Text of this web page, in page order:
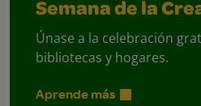
Semana de la
Únase a la celebración
bibliotecas y hogares.
Aprende más